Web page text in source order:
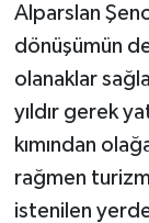
Alparslan
dönüşümün
olanaklar
yıldır gerek
kımından
rağmen
istenilen